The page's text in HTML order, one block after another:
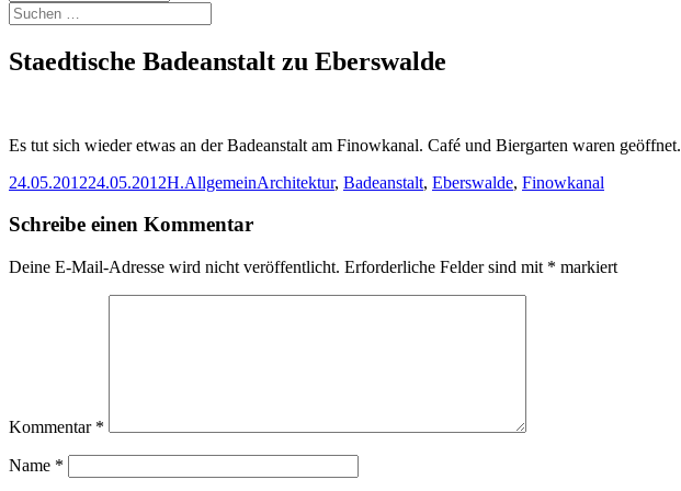
Suchen
nach:
Staedtische Badeanstalt zu Eberswalde
Es tut sich wieder etwas an der Badeanstalt am Finowkanal. Café und Biergarten waren geöffnet.
Veröffentlicht
24.05.201224.05.2012Autor
H.Kategorien
AllgemeinSchlagwörter
Architektur, Badeanstalt, Eberswalde, Finowkanal
Schreibe einen Kommentar
Deine E-Mail-Adresse wird nicht veröffentlicht. Erforderliche Felder sind mit * markiert
Kommentar *
Name *